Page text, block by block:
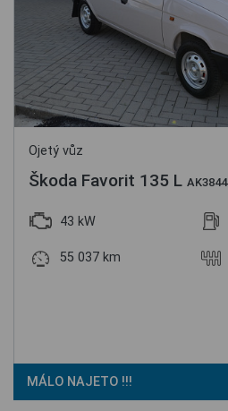
Ojetý vůz
Škoda Favorit 135 L AK3844
43 kW
55 037 km
MÁLO NAJETO !!!